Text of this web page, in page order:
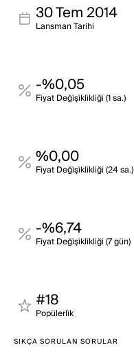
30 Tem 2014
Lansman Tarihi
-%0,05
Fi̇yat Deği̇şi̇kli̇kli̇ği̇ (1 sa.)
%0,00
Fi̇yat Deği̇şi̇kli̇kli̇ği̇ (24 sa.)
-%6,74
Fi̇yat Deği̇şi̇kli̇kli̇ği̇ (7 gün)
#18
Popülerli̇k
SIKÇA SORULAN SORULAR